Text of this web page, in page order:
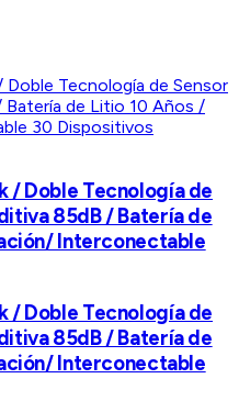
/ Doble Tecnología de
85dB / Batería de
Interconectable
/ Doble Tecnología de
85dB / Batería de
Interconectable